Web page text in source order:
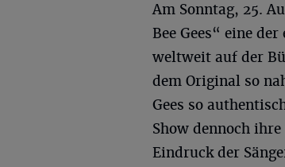
Am Sonntag, 25.
Bee Gees“ eine
weltweit auf der
dem Original so
Gees so
Show dennoch
Eindruck der